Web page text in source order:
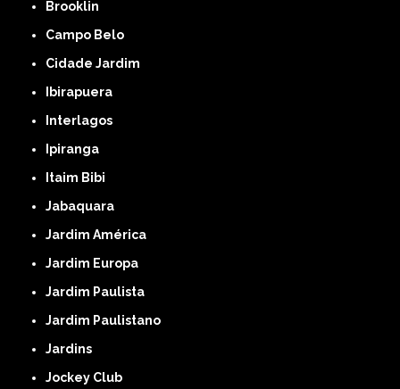
Brooklin
Campo Belo
Cidade Jardim
Ibirapuera
Interlagos
Ipiranga
Itaim Bibi
Jabaquara
Jardim América
Jardim Europa
Jardim Paulista
Jardim Paulistano
Jardins
Jockey Club